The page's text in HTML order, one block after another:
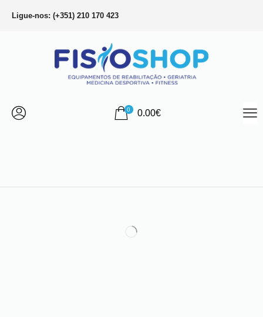
Ligue-nos: (+351) 210 170 423
0 0.00€